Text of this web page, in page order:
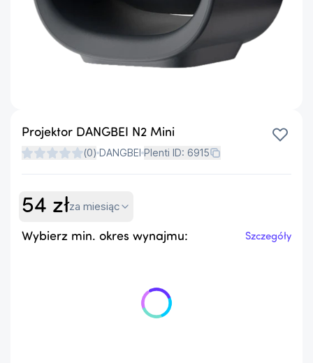
Projektor DANGBEI N2 Mini
(0) DANGBEI Plenti ID: 6915
54 złza miesiąc
Wybierz min. okres wynajmu: Szczegóły